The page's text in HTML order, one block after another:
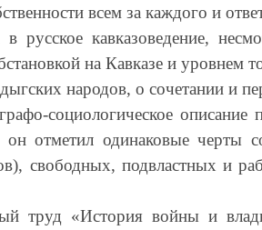
всем за каждого и
кавказоведение,
на Кавказе и уровнем
народов, о сочетании и
социологическое
отметил одинаковые черты
свободных, подвластных и
труд «История войны и